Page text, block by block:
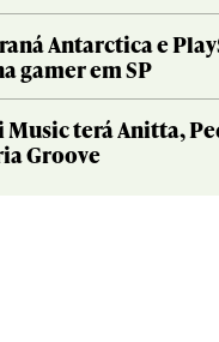
Antarctica e
gamer em SP
terá Anitta,
Groove